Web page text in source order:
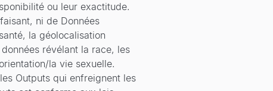
ou leur exactitude.
ni de Données
la géolocalisation
révélant la race, les
la vie sexuelle.
Outputs qui enfreignent les